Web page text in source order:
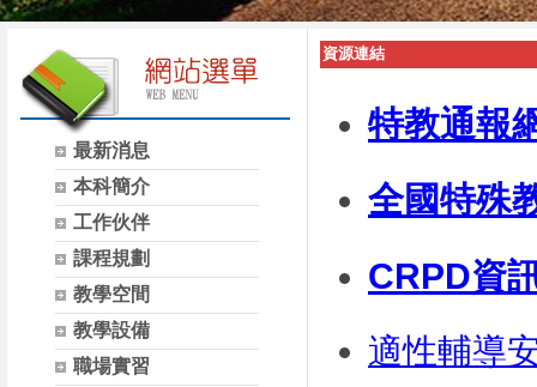
最新消息
本科簡介
工作伙伴
課程規劃
教學空間
教學設備
職場實習
資源連結
特教通報
全國特殊
CRPD資
適性輔導